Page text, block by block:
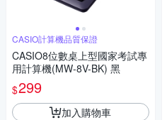
CASIO計算機品質保證
CASIO8位數桌上型國家考試專
用計算機(MW-8V-BK) 黑
$299
加入購物車